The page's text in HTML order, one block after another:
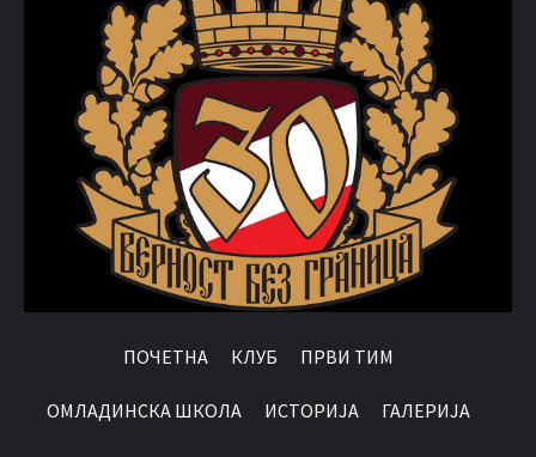
ПОЧЕТНА КЛУБ ПРВИ ТИМ
OМЛАДИНСКА ШКОЛА ИСТОРИЈА ГАЛЕРИЈА